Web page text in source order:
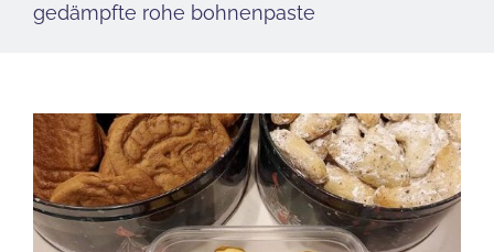
gedämpfte rohe bohnenpaste